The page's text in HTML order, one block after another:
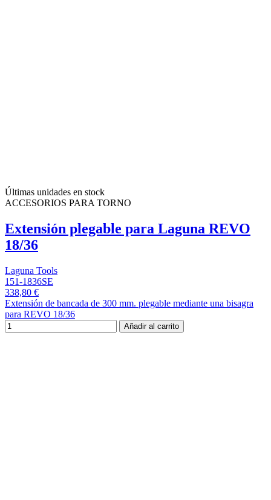
Últimas unidades en stock
ACCESORIOS PARA TORNO
Extensión plegable para Laguna REVO
18/36
Laguna Tools
151-1836SE
338,80 €
Extensión de bancada de 300 mm. plegable mediante una bisagra
para REVO 18/36
Añadir al carrito